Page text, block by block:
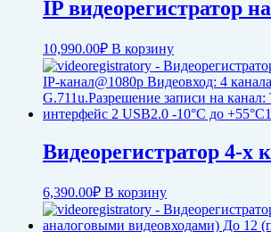
IP видеорегистратор
10,990.00₽ В корзину
Видеорегистратор 4-
6,390.00₽ В корзину